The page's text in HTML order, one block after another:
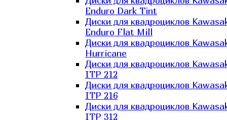
Enduro Dark Tint
Диски для квадроциклов
Enduro Flat Mill
Диски для квадроциклов
Hurricane
Диски для квадроциклов
ITP 212
Диски для квадроциклов
ITP 216
Диски для квадроциклов
ITP 312